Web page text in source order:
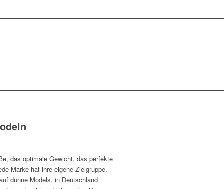
das optimale Gewicht, das perfekte
Marke hat ihre eigene Zielgruppe.
dünne Models, in Deutschland